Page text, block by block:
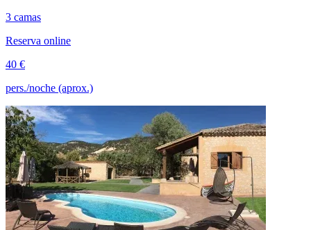
3 camas
Reserva online
40 €
pers./noche (aprox.)